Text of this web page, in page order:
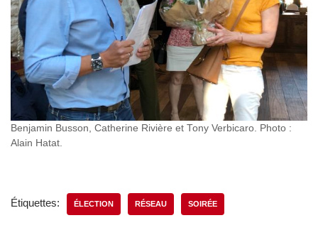
Benjamin Busson, Catherine Rivière et Tony Verbicaro. Photo :
Alain Hatat.
Étiquettes: ÉLECTION RÉSEAU SOIRÉE